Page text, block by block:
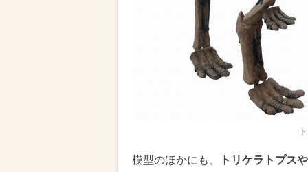
模型のほかにも、
トリケラトプス